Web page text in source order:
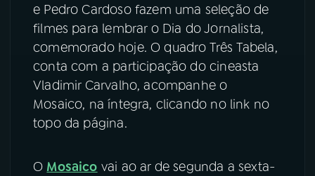
e Pedro Cardoso fazem uma seleção de
filmes para lembrar o Dia do Jornalista,
comemorado hoje. O quadro Três Tabela,
conta com a participação do cineasta
Vladimir Carvalho, acompanhe o
Mosaico, na íntegra, clicando no link no
topo da página.
O Mosaico vai ao ar de segunda a sexta-